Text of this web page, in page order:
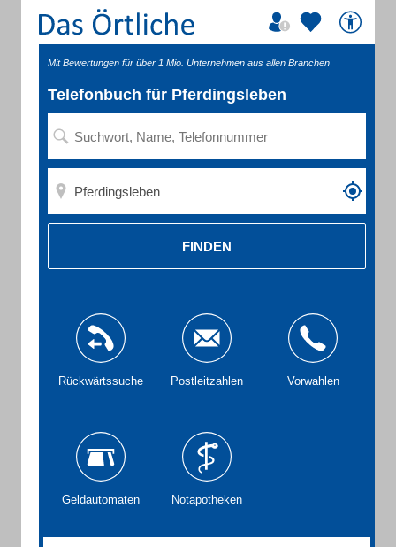
Mit Bewertungen für über 1 Mio. Unternehmen aus allen Branchen
Telefonbuch für Pferdingsleben
FINDEN
Rückwärtssuche Postleitzahlen Vorwahlen
Geldautomaten Notapotheken